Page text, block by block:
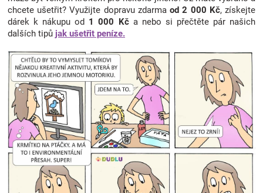
chcete ušetřit? Využijte dopravu zdarmaod 2 000 Kč, získejte
dárek k nákupu od 1 000 Kča nebo si přečtěte pár našich
dalších tipů jak ušetřit peníze.